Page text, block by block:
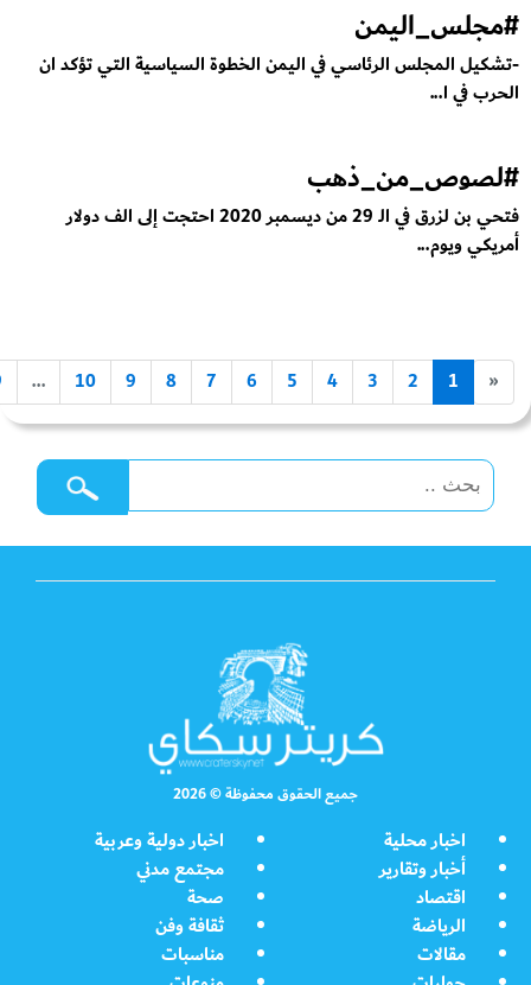
#مجلس_اليمن
-تشكيل المجلس الرئاسي في اليمن الخطوة السياسية التي تؤكد ان
الحرب في ا...
#لصوص_من_ذهب
فتحي بن لزرق في الـ 29 من ديسمبر 2020 احتجت إلى الف دولار
أمريكي ويوم...
«
1
2
3
4
5
6
7
8
9
10
...
جميع الحقوق محفوظة © 2026
اخبار محلية
اخبار دولية وعربية
أخبار وتقارير
مجتمع مدني
اقتصاد
صحة
الرياضة
ثقافة وفن
مقالات
مناسبات